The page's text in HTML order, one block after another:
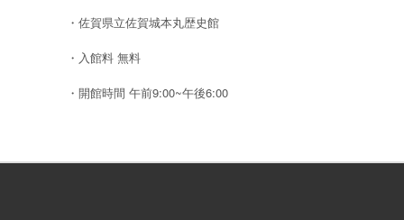
・佐賀県立佐賀城本丸歴史館
・入館料 無料
・開館時間 午前9:00~午後6:00